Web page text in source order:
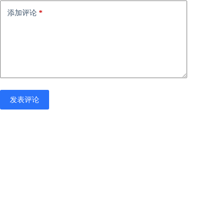
添加评论 *
发表评论